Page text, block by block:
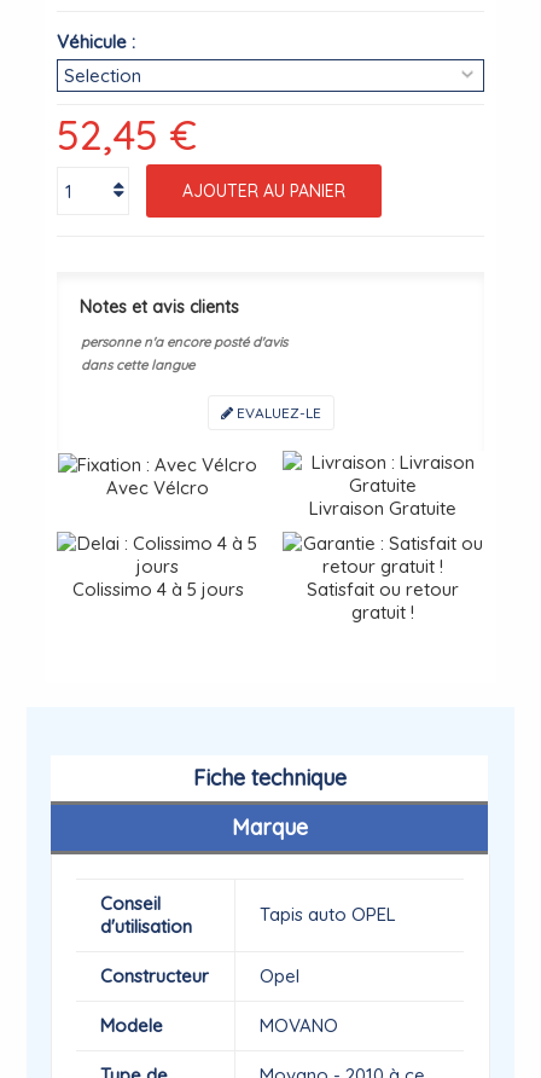
Véhicule :
52,45 €
AJOUTER AU PANIER
Notes et avis clients
personne n'a encore posté d'avis
dans cette langue
EVALUEZ-LE
Avec Vélcro
Livraison Gratuite
Colissimo 4 à 5 jours
Satisfait ou retour
gratuit !
Fiche technique
Marque
Conseil
d'utilisation
Tapis auto OPEL
Constructeur Opel
Modele MOVANO